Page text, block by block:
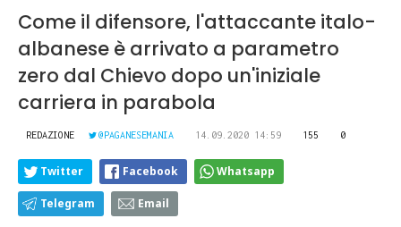
Come il difensore, l'attaccante italo-
albanese è arrivato a parametro
zero dal Chievo dopo un'iniziale
carriera in parabola
REDAZIONE @PAGANESEMANIA 14.09.2020 14:59 155 0
Twitter Facebook Whatsapp
Telegram Email